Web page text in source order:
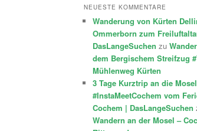
NEUESTE KOMMENTARE
Wanderung von Kürten
Ommerborn zum
DasLangeSuchen zu
dem Bergischem Streifzug
Mühlenweg Kürten
3 Tage Kurztrip an die
#InstaMeetCochem vom
Cochem | DasLangeSuchen
Wandern an der Mosel –